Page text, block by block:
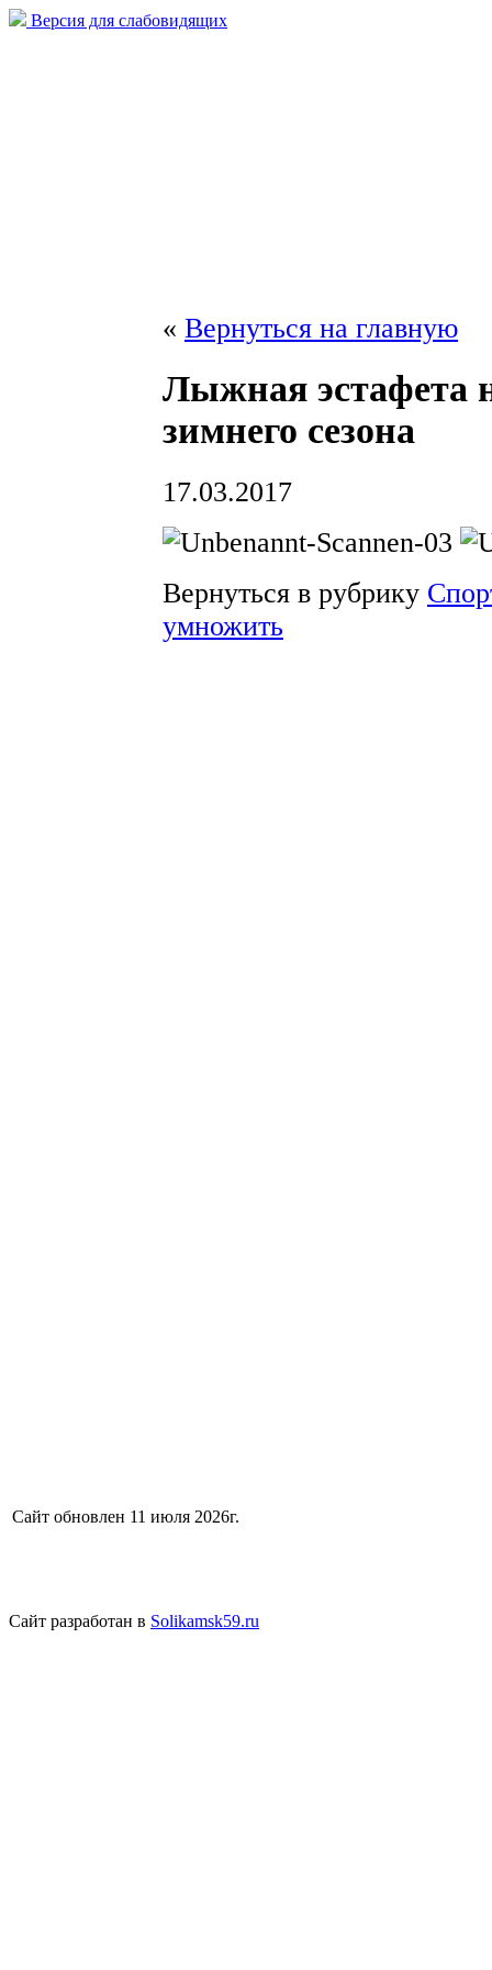
Версия для слабовидящих
« Вернуться на главную
Лыжная эстафета
зимнего сезона
17.03.2017
Вернуться в рубрику
умножить
Сайт обновлен 11 июля 2026г.
Сайт разработан в Solikamsk59.ru